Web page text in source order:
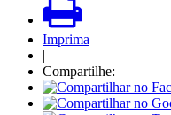
Imprima
|
Compartilhe: